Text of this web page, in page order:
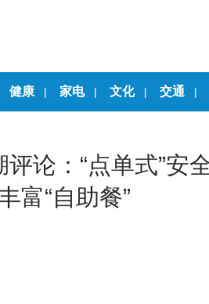
健康 | 家电 | 文化 | 交通 |
论：“点单式”安
富“自助餐”